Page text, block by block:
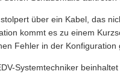
über ein Kabel, das
kommt es zu einem
Fehler in der
Systemtechniker